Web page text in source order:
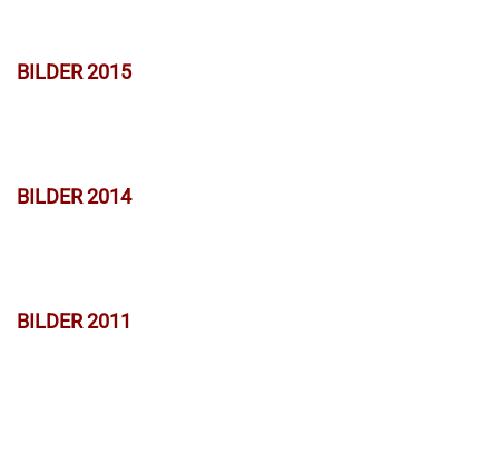
BILDER 2015
BILDER 2014
BILDER 2011